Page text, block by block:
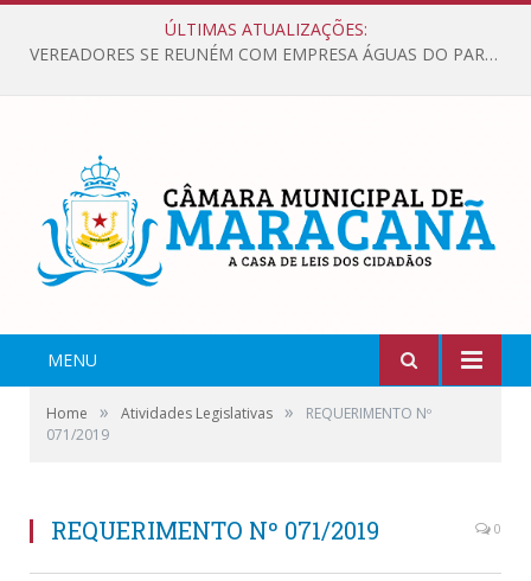
ÚLTIMAS ATUALIZAÇÕES:
VEREADORES SE REUNÉM COM EMPRESA ÁGUAS DO PARÁ, PARA APRESENTAR REIVINDICAÇÕES E MELHORIAS NA QUALIDADE DOS SERVIÇOS OFERECIDOS Á POPULAÇÃO.
MENU
Home » Atividades Legislativas »
REQUERIMENTO Nº
071/2019
REQUERIMENTO Nº 071/2019 0